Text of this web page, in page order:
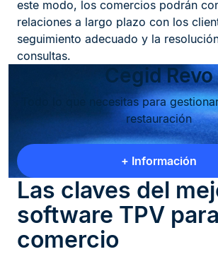
este modo, los comercios podrán
relaciones a largo plazo con los
seguimiento adecuado y la
consultas.
Cegid Revo
Todo lo que necesitas para
restauración
+ Información
Las claves del
software TPV para
comercio